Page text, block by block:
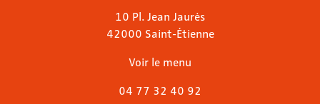
10 Pl. Jean Jaurès
42000 Saint-Étienne
Voir le menu
04 77 32 40 92